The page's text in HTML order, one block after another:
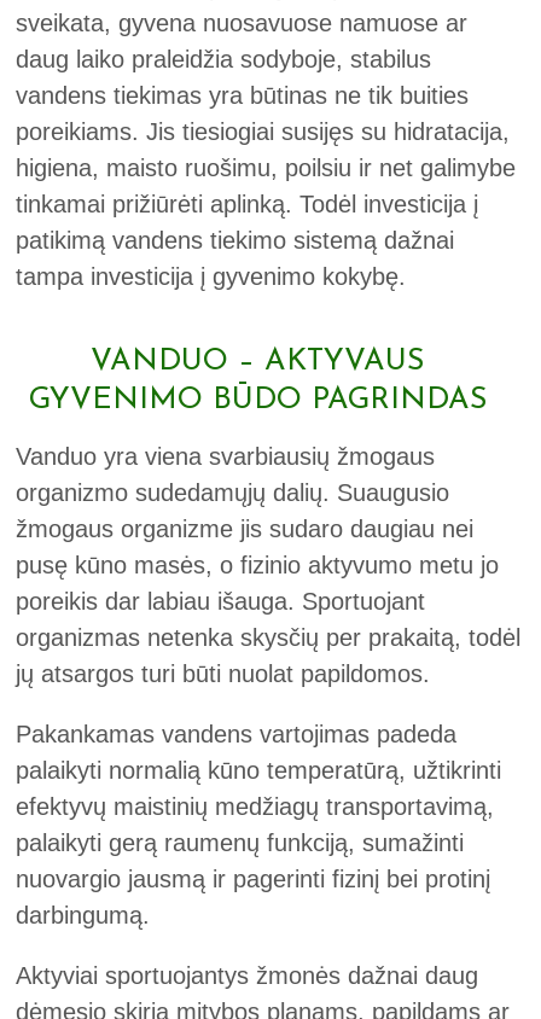
sveikata, gyvena nuosavuose namuose ar
daug laiko praleidžia sodyboje, stabilus
vandens tiekimas yra būtinas ne tik buities
poreikiams. Jis tiesiogiai susijęs su hidratacija,
higiena, maisto ruošimu, poilsiu ir net galimybe
tinkamai prižiūrėti aplinką. Todėl investicija į
patikimą vandens tiekimo sistemą dažnai
tampa investicija į gyvenimo kokybę.
VANDUO – AKTYVAUS
GYVENIMO BŪDO PAGRINDAS
Vanduo yra viena svarbiausių žmogaus
organizmo sudedamųjų dalių. Suaugusio
žmogaus organizme jis sudaro daugiau nei
pusę kūno masės, o fizinio aktyvumo metu jo
poreikis dar labiau išauga. Sportuojant
organizmas netenka skysčių per prakaitą, todėl
jų atsargos turi būti nuolat papildomos.
Pakankamas vandens vartojimas padeda
palaikyti normalią kūno temperatūrą, užtikrinti
efektyvų maistinių medžiagų transportavimą,
palaikyti gerą raumenų funkciją, sumažinti
nuovargio jausmą ir pagerinti fizinį bei protinį
darbingumą.
Aktyviai sportuojantys žmonės dažnai daug
dėmesio skiria mitybos planams, papildams ar